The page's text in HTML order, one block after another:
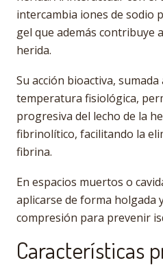
intercambia iones de sodio
gel que además contribuye
herida.
Su acción bioactiva,
temperatura fisiológica,
progresiva del lecho de la
fibrinolítico, facilitando la
fibrina.
En espacios muertos o
aplicarse de forma holgada
compresión para prevenir
Características